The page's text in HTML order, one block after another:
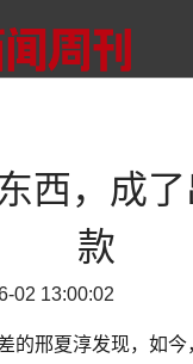
西，成
款
13:00:02
的邢夏淳发现，如今